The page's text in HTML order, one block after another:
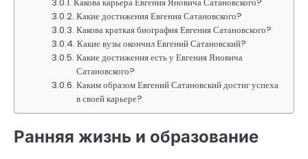
Какие достижения Евгения Сатановского?
Какова краткая биография Евгения Сатановского?
Какие вузы окончил Евгений Сатановский?
Какие достижения есть у Евгения Яновича
Сатановского?
Каким образом Евгений Сатановский достиг успеха
в своей карьере?
Ранняя жизнь и образование